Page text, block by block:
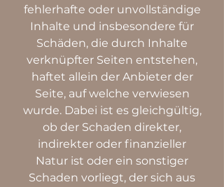
fehlerhafte oder unvollständige
Inhalte und insbesondere für
Schäden, die durch Inhalte
verknüpfter Seiten entstehen,
haftet allein der Anbieter der
Seite, auf welche verwiesen
wurde. Dabei ist es gleichgültig,
ob der Schaden direkter,
indirekter oder finanzieller
Natur ist oder ein sonstiger
Schaden vorliegt, der sich aus